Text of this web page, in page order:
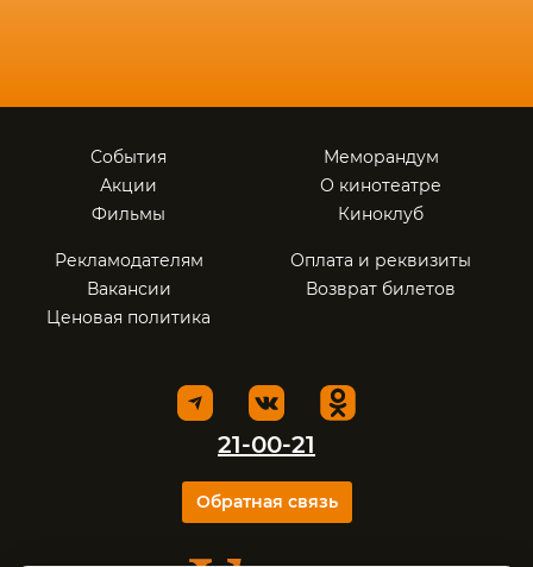
События
Акции
Фильмы
Меморандум
О кинотеатре
Киноклуб
Рекламодателям
Вакансии
Ценовая политика
Оплата и реквизиты
Возврат билетов
21-00-21
Обратная связь